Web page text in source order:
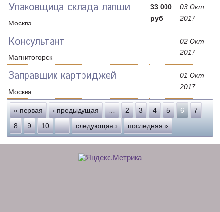
Упаковщица склада лапши
Москва
33 000
руб
03 Окт
2017
Консультант
Магнитогорск
02 Окт
2017
Заправщик картриджей
Москва
01 Окт
2017
Страницы
« первая ‹ предыдущая … 2 3 4 5 6
7
8
9 10 … следующая › последняя »